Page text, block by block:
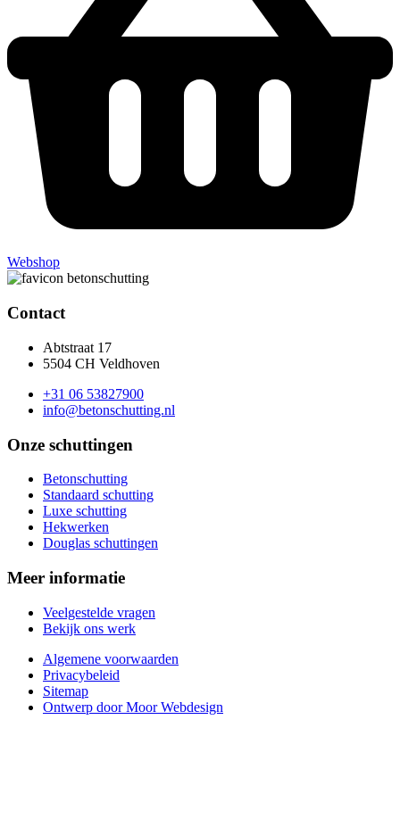
Webshop
Contact
Abtstraat 17
5504 CH Veldhoven
+31 06 53827900
info@betonschutting.nl
Onze schuttingen
Betonschutting
Standaard schutting
Luxe schutting
Hekwerken
Douglas schuttingen
Meer informatie
Veelgestelde vragen
Bekijk ons werk
Algemene voorwaarden
Privacybeleid
Sitemap
Ontwerp door Moor Webdesign